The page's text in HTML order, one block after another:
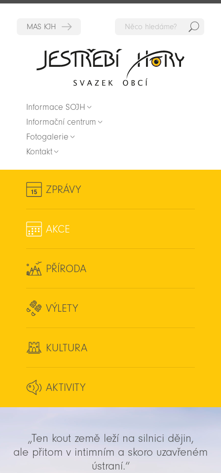
Informace SOJH
Informační centrum
Fotogalerie
Kontakt
ZPRÁVY
AKCE
PŘÍRODA
VÝLETY
KULTURA
AKTIVITY
„Ten kout země leží na silnici dějin,
ale přitom v intimním a skoro uzavřeném
ústraní.“